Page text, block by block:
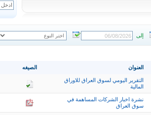
إلى
الصيغه العنوان
التقرير اليومي لسوق العراق للاوراق
المالية
نشرة اخبار الشركات المساهمة في
سوق العراق